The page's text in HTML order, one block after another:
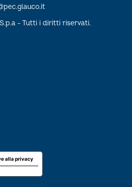
- Tutti i diritti riservati.
alla privacy